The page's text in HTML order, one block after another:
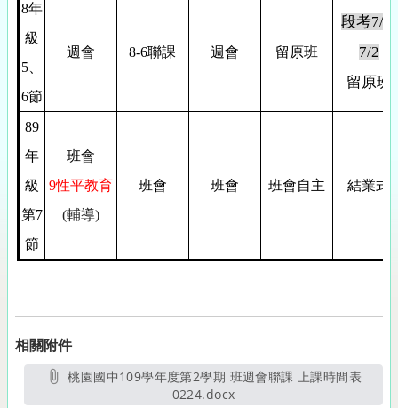
8年
級
5、
6節
週會 8-6聯課 週會 留原班
段考7/1-
7/2
留原班
89
年
級
第7
節
班會
9性平教育
(輔導)
班會 班會 班會自主 結業式
相關附件
桃園國中109學年度第2學期 班週會聯課 上課時間表
0224.docx